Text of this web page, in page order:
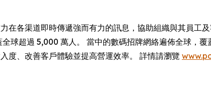
在各渠道即時傳遞強而有力的訊息，協助組織與其員工
球超過 5,000 萬人。 當中的數碼招牌網絡遍佈全球，
度、改善客戶體驗並提高營運效率。 詳情請瀏覽